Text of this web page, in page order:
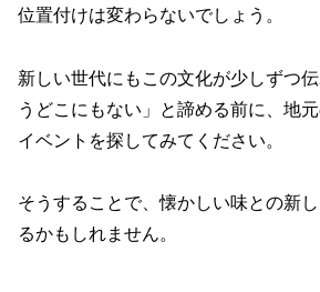
位置付けは変わらないでしょう。
新しい世代にもこの文化が少しずつ
うどこにもない」と諦める前に、地
イベントを探してみてください。
そうすることで、懐かしい味との新
るかもしれません。